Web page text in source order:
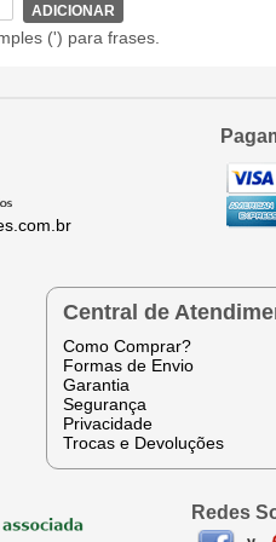
ADICIONAR
(') para frases.
Central de
Como Comprar?
Formas de Envio
Garantia
Segurança
Privacidade
Trocas e Devoluções
Redes